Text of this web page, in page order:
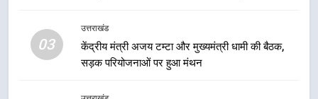
03
उत्तराखंड
केंद्रीय मंत्री अजय टम्टा और मुख्यमंत्री धामी की बैठक,
सड़क परियोजनाओं पर हुआ मंथन
यात्रा को बनाया युवा शक्ति, सामाजिक
समरसता और भारतीय संस्कृति का सशक्त
उत्तराखंड